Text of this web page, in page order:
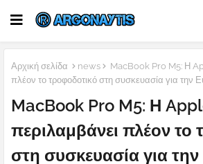
Αρχική σελίδα news
MacBook Pro M5: Η
πλέον το τροφοδοτικό στη συσκευασία για την
MacBook Pro M5: Η
περιλαμβάνει πλέον το
στη συσκευασία για